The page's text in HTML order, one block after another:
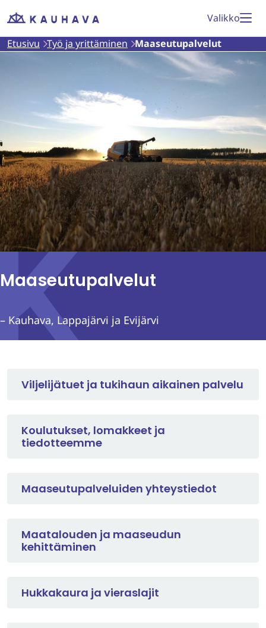
Siirry
Etusivu
Valikko
Etusivu Työ ja yrittäminen Maaseutupalvelut
Maaseutupalvelut
– Kauhava, Lappajärvi ja Evijärvi
Viljelijätuet ja tukihaun aikainen palvelu
Koulutukset, lomakkeet ja
tiedotteemme
Maaseutupalveluiden yhteystiedot
Maatalouden ja maaseudun
kehittäminen
Hukkakaura ja vieraslajit